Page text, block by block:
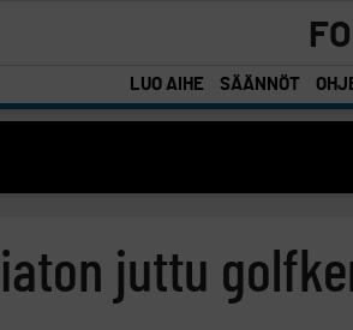
LUO AIHE SÄÄNNÖT
juttu